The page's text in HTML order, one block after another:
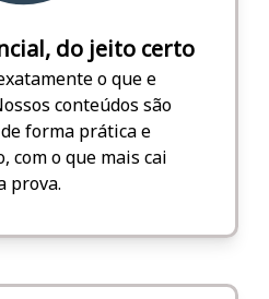
do jeito certo
o que e
conteúdos são
forma prática e
com o que mais cai
prova.